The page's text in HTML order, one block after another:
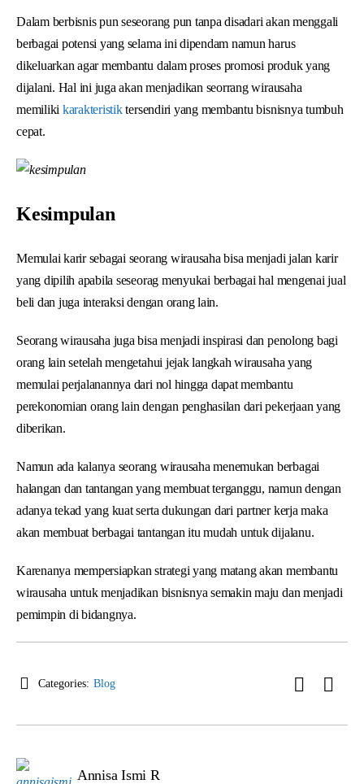
Dalam berbisnis pun seseorang pun tanpa disadari akan menggali
berbagai potensi yang selama ini dipendam namun harus
dikeluarkan agar membantu dalam proses promosi produk yang
dijalani. Hal ini juga akan menjadikan seorrang wirausaha
memiliki karakteristiktersendiri yang membantu bisnisnya tumbuh
cepat.
Kesimpulan
Memulai karir sebagai seorang wirausaha bisa menjadi jalan karir
yang dipilih apabila seseorag menyukai berbagai hal mengenai jual
beli dan juga interaksi dengan orang lain.
Seorang wirausaha juga bisa menjadi inspirasi dan penolong bagi
orang lain setelah mengetahui jejak langkah wirausaha yang
memulai perjalanannya dari nol hingga dapat membantu
perekonomian orang lain dengan penghasilan dari pekerjaan yang
diberikan.
Namun ada kalanya seorang wirausaha menemukan berbagai
halangan dan tantangan yang membuat terganggu, namun dengan
adanya tekad yang kuat serta dukungan dari partner kerja maka
akan membuat berbagai tantangan itu mudah untuk dijalanu.
Karenanya mempersiapkan strategi yang matang akan membantu
wirausaha untuk menjadikan bisnisnya semakin maju dan menjadi
pemimpin di bidangnya.
Categories: Blog
Annisa Ismi R